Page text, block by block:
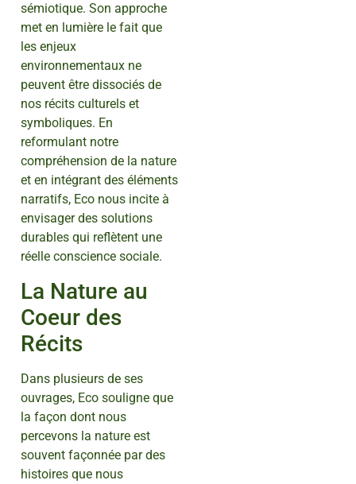
sémiotique. Son approche
met en lumière le fait que
les enjeux
environnementaux ne
peuvent être dissociés de
nos récits culturels et
symboliques. En
reformulant notre
compréhension de la nature
et en intégrant des éléments
narratifs, Eco nous incite à
envisager des solutions
durables qui reflètent une
réelle conscience sociale.
La Nature au
Coeur des
Récits
Dans plusieurs de ses
ouvrages, Eco souligne que
la façon dont nous
percevons la nature est
souvent façonnée par des
histoires que nous